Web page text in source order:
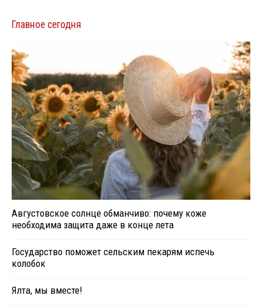
Главное сегодня
Августовское солнце обманчиво: почему коже
необходима защита даже в конце лета
Государство поможет сельским пекарям испечь
колобок
Ялта, мы вместе!